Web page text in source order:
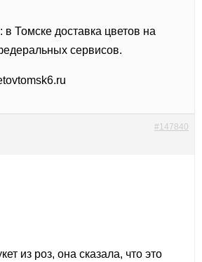
Томске доставка цветов на
сервисов.
#147840
из роз, она сказала, что это